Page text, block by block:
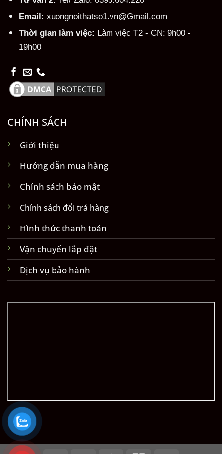
Email: xuongnoithatso1.vn@Gmail.com
Thời gian làm việc: Làm việc T2 - CN: 9h00 -
19h00
CHÍNH SÁCH
Giới thiệu
Hướng dẫn mua hàng
Chính sách bảo mật
Chính sách đổi trả hàng
Hình thức thanh toán
Vận chuyển lắp đặt
Dịch vụ bảo hành